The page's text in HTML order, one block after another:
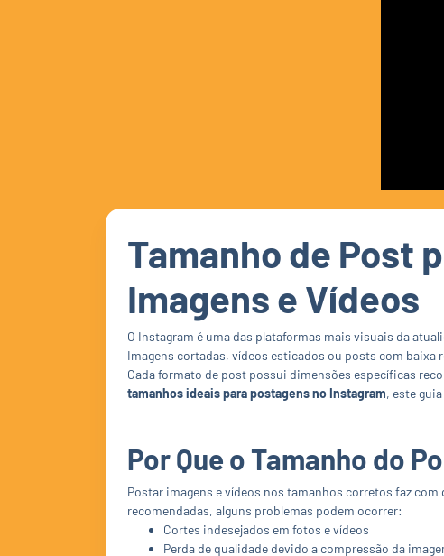
Tamanho de Post
Imagens e Vídeos
O Instagram é uma das plataformas mais visuais da
Imagens cortadas, vídeos esticados ou posts com
Cada formato de post possui dimensões específicas
tamanhos ideais para postagens no Instagram, este
Por Que o Tamanho do
Postar imagens e vídeos nos tamanhos corretos faz
recomendadas, alguns problemas podem ocorrer:
Cortes indesejados em fotos e vídeos
Perda de qualidade devido a compressão da